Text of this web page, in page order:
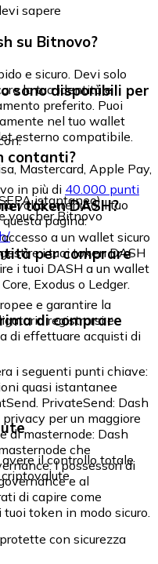
sapere
su Bitnovo?
e sicuro. Devi solo
la tua identità e
preferito. Puoi
nel tuo wallet
esterno compatibile.
sono disponibili per
Mastercard, Apple Pay,
istantaneo)
voucher Bitnovo
contanti?
in più di 40.000 punti
volta ottenuto il tuo
pagina:
token DASH?
a un wallet sicuro
i tuoi token DASH
i tuoi DASH a un wallet
Exodus o Ledger.
per comprare
e garantire la
registrarsi e
di effettuare acquisti di
di comprare
i seguenti punti chiave:
quasi istantanee
PrivateSend: Dash
per un maggiore
di masternode: Dash
che
I possessori di
e al
di capire come
token in modo sicuro.
il controllo totale
con sicurezza